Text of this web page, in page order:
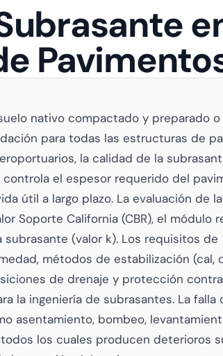
nativo compactado y preparado
para todas las estructuras de
la calidad de la
el espesor requerido del
útil a largo plazo. La evaluación de
Soporte California (CBR), el módulo
(valor k). Los requisitos de
métodos de estabilización (cal,
de drenaje y protección
la ingeniería de subrasantes. La falla
asentamiento, bombeo,
los cuales producen deterioros